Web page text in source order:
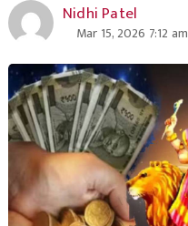
Nidhi Patel
Mar 15, 2026 7:12 am